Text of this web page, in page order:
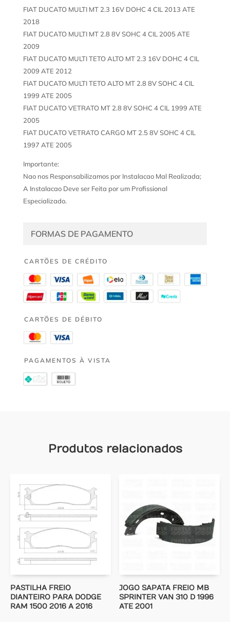
FIAT DUCATO MULTI MT 2.3 16V DOHC 4 CIL 2013 ATE
2018
FIAT DUCATO MULTI MT 2.8 8V SOHC 4 CIL 2005 ATE
2009
FIAT DUCATO MULTI TETO ALTO MT 2.3 16V DOHC 4 CIL
2009 ATE 2012
FIAT DUCATO MULTI TETO ALTO MT 2.8 8V SOHC 4 CIL
1999 ATE 2005
FIAT DUCATO VETRATO MT 2.8 8V SOHC 4 CIL 1999 ATE
2005
FIAT DUCATO VETRATO CARGO MT 2.5 8V SOHC 4 CIL
1997 ATE 2005
Importante:
Nao nos Responsabilizamos por Instalacao Mal Realizada;
A Instalacao Deve ser Feita por um Profissional
Especializado.
FORMAS DE PAGAMENTO
CARTÕES DE CRÉDITO
CARTÕES DE DÉBITO
PAGAMENTOS À VISTA
Produtos relacionados
PASTILHA FREIO
DIANTEIRO PARA DODGE
RAM 1500 2016 A 2016
JOGO SAPATA FREIO MB
SPRINTER VAN 310 D 1996
ATE 2001